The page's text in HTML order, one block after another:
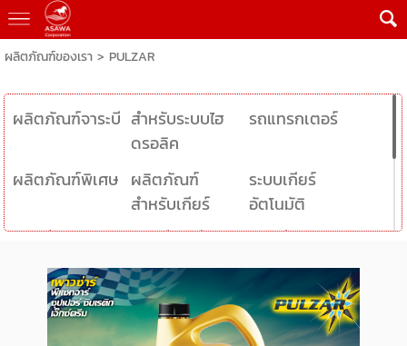
ผลิตภัณฑ์ของเรา> PULZAR
ผลิตภัณฑ์จาระบี สำหรับระบบไฮ
ดรอลิค
รถแทรกเตอร์
ผลิตภัณฑ์พิเศษ ผลิตภัณฑ์
สำหรับเกียร์
ระบบเกียร์
อัตโนมัติ
จักรยานยนต์
ยนต์เฮฟวี่ดีเซล
เครื่องยนต์ดีเซล
หล่อลื่น
เครื่องยนต์